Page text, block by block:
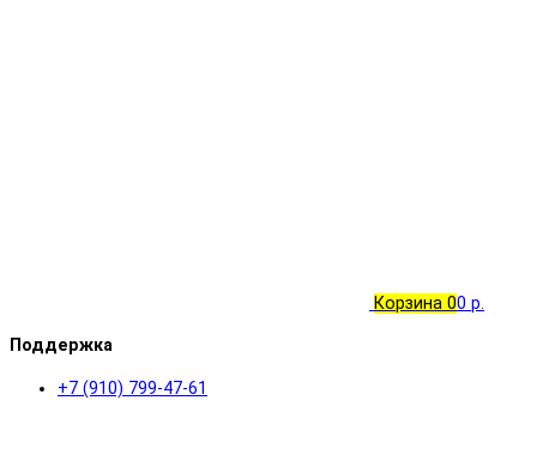
Корзина 00 р.
Поддержка
+7 (910) 799-47-61